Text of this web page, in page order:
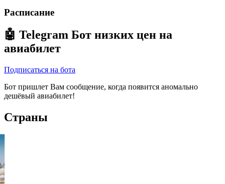
Расписание
🤖 Telegram Бот низких цен на
авиабилет
Подписаться на бота
Бот пришлет Вам сообщение, когда появится аномально
дешёвый авиабилет!
Страны